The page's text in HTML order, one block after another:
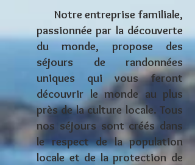
Notre entreprise familiale,
passionnée par la découverte
du monde, propose des
séjours de randonnées
uniques qui vous feront
découvrir le monde au plus
près de la culture locale. Tous
nos séjours sont créés dans
le respect de la population
locale et de la protection de